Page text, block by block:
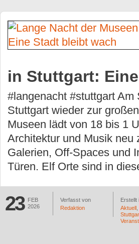
in Stuttgart:
#langenacht #stuttgart
Stuttgart wieder zur
Museen lädt von 18 bis 1
Architektur und Musik neu
Galerien, Off-Spaces und
Türen. Elf Orte sind in
23
FEB
2026
Verfasst von
Redaktion
Erstellt
Aktuell